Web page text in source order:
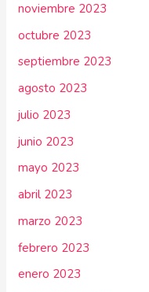
noviembre 2023
octubre 2023
septiembre 2023
agosto 2023
julio 2023
junio 2023
mayo 2023
abril 2023
marzo 2023
febrero 2023
enero 2023